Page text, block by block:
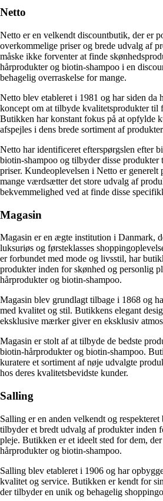
Netto
Netto er en velkendt discountbutik, der er
overkommelige priser og brede udvalg af
måske ikke forventer at finde
hårprodukter og biotin-shampoo i en
behagelig overraskelse for mange.
Netto blev etableret i 1981 og har siden da
koncept om at tilbyde kvalitetsprodukter til
Butikken har konstant fokus på at opfylde
afspejles i dens brede sortiment af
Netto har identificeret efterspørgslen efter
biotin-shampoo og tilbyder disse
priser. Kundeoplevelsen i Netto er generelt
mange værdsætter det store udvalg af
bekvemmelighed ved at finde disse
Magasin
Magasin er en ægte institution i Danmark,
luksuriøs og førsteklasses
er forbundet med mode og livsstil, har
produkter inden for skønhed og personlig
hårprodukter og biotin-shampoo.
Magasin blev grundlagt tilbage i 1868 og
med kvalitet og stil. Butikkens elegant
eksklusive mærker giver en eksklusiv
Magasin er stolt af at tilbyde de bedste
biotin-hårprodukter og biotin-shampoo.
kuratere et sortiment af nøje udvalgte
hos deres kvalitetsbevidste kunder.
Salling
Salling er en anden velkendt og
tilbyder et bredt udvalg af produkter inden
pleje. Butikken er et ideelt sted for dem,
hårprodukter og biotin-shampoo.
Salling blev etableret i 1906 og har
kvalitet og service. Butikken er kendt for
der tilbyder en unik og behagelig